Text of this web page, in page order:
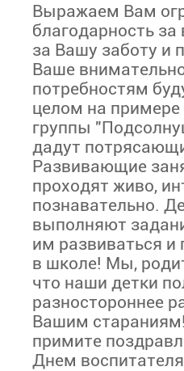
Выражаем Вам
благодарность
за Вашу заботу и
Ваше
потребностям
целом на
группы
дадут
Развивающие
проходят живо,
познавательно.
выполняют
им развиваться и
в школе! Мы,
что наши детки
разностороннее
Вашим
примите
Днем